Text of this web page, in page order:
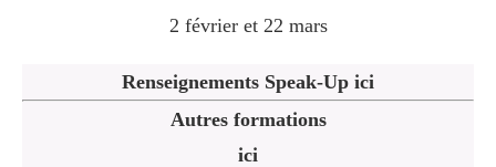
2 février et 22 mars
Renseignements Speak-Up ici
Autres formations
ici